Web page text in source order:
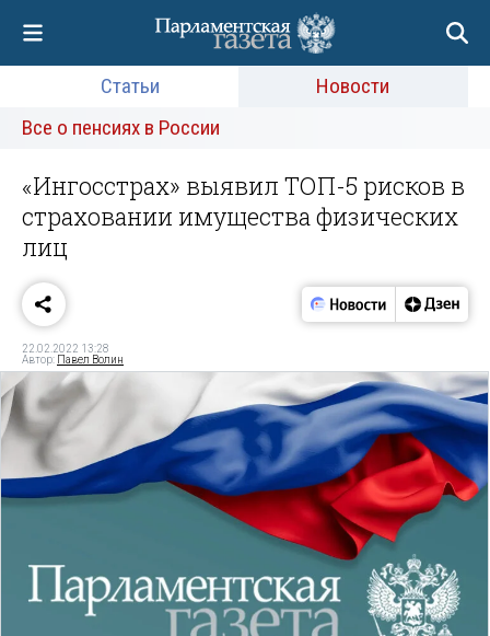
Статьи
Новости
Все о пенсиях в России
«Ингосстрах» выявил ТОП-5 рисков в
страховании имущества физических
лиц
22.02.2022 13:28
Автор: Павел Волин